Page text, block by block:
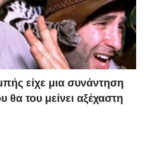
είχε μια συνάντηση
θα του μείνει αξέχαστη